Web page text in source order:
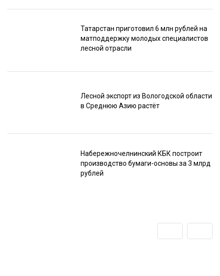
Татарстан приготовил 6 млн рублей на
матподдержку молодых специалистов
лесной отрасли
Лесной экспорт из Вологодской области
в Среднюю Азию растёт
Набережночелнинский КБК построит
производство бумаги-основы за 3 млрд
рублей